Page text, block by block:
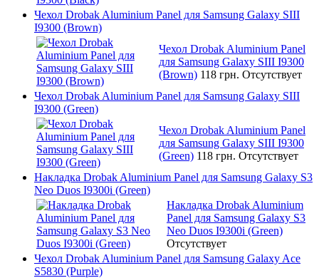
Чехол Drobak Aluminium Panel для Samsung Galaxy SIII
I9300 (Brown)
Чехол Drobak Aluminium Panel
для Samsung Galaxy SIII I9300
(Brown) 118 грн. Отсутствует
Чехол Drobak Aluminium Panel для Samsung Galaxy SIII
I9300 (Green)
Чехол Drobak Aluminium Panel
для Samsung Galaxy SIII I9300
(Green) 118 грн. Отсутствует
Накладка Drobak Aluminium Panel для Samsung Galaxy S3
Neo Duos I9300i (Green)
Накладка Drobak Aluminium
Panel для Samsung Galaxy S3
Neo Duos I9300i (Green)
Отсутствует
Чехол Drobak Aluminium Panel для Samsung Galaxy Ace
S5830 (Purple)